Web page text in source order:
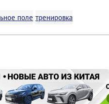
поле тренировка